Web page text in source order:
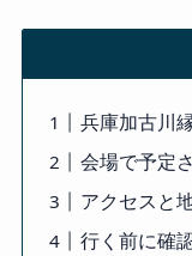
兵庫加古川
会場で予定
アクセスと
行く前に確